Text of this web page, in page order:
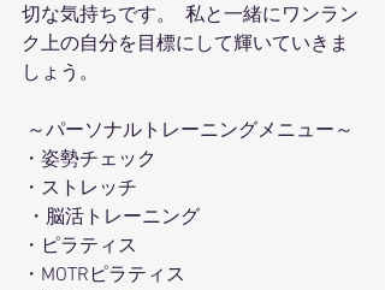
切な気持ちです。  私と一緒にワンラン
ク上の自分を目標にして輝いていきま
しょう。
～パーソナルトレーニングメニュー～
・姿勢チェック
・ストレッチ
・脳活トレーニング
・ピラティス
・MOTRピラティス